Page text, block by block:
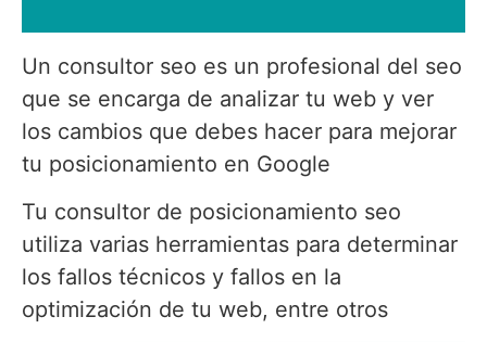
Un consultor seo es un profesional del seo
que se encarga de analizar tu web y ver
los cambios que debes hacer para mejorar
tu posicionamiento en Google
Tu consultor de posicionamiento seo
utiliza varias herramientas para determinar
los fallos técnicos y fallos en la
optimización de tu web, entre otros